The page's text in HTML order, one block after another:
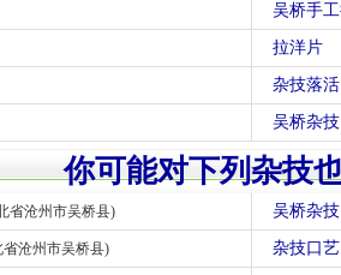
吴桥手
拉洋片
杂技落活
吴桥杂
你可能对下列杂技
省沧州市吴桥县) 吴桥杂
省沧州市吴桥县) 杂技口